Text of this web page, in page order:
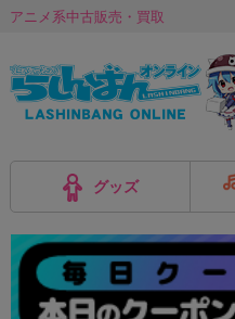
アニメ系中古販売・買取
グッズ